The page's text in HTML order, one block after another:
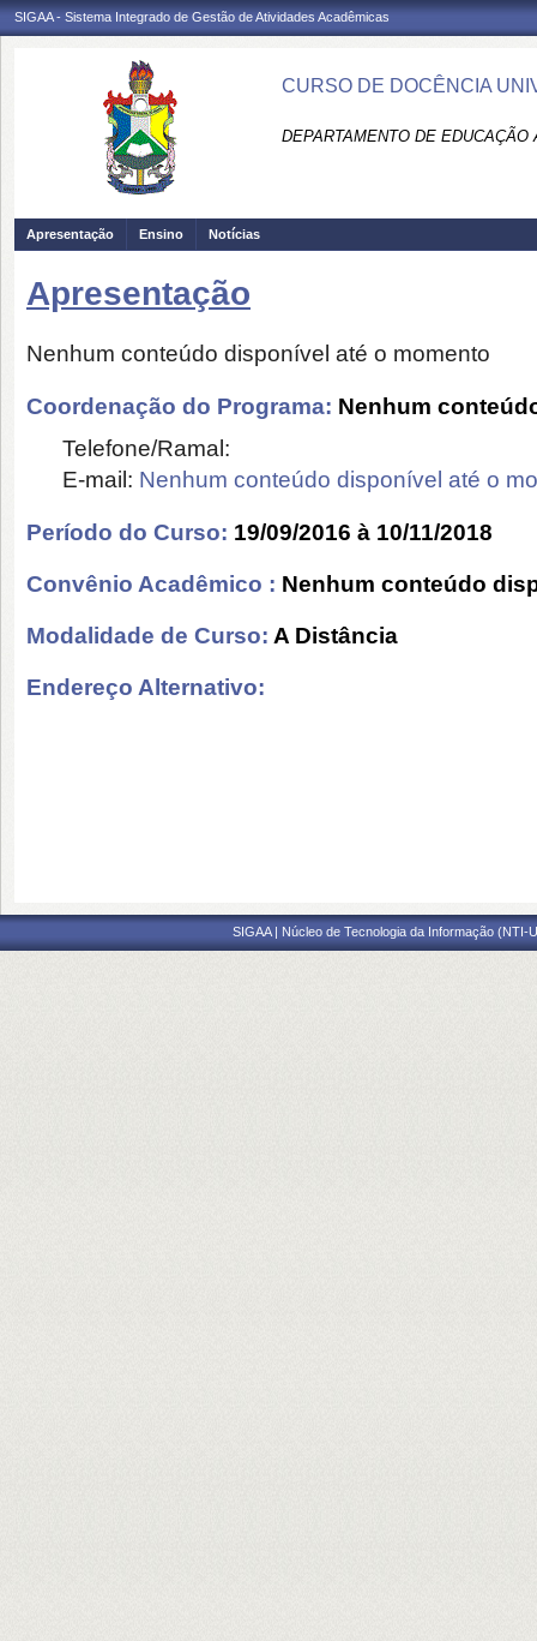
SIGAA - Sistema Integrado de Gestão de Atividades Acadêmicas
CURSO DE DOCÊNCIA
DEPARTAMENTO DE
Apresentação Ensino Notícias
Apresentação
Nenhum conteúdo disponível até o momento
Coordenação do Programa: Nenhum
Telefone/Ramal:
E-mail: Nenhum conteúdo disponível até o
Período do Curso: 19/09/2016 à 10/11/2018
Convênio Acadêmico : Nenhum conteúdo
Modalidade de Curso: A Distância
Endereço Alternativo:
SIGAA | Núcleo de Tecnologia da Informação